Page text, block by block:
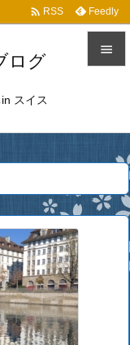



 RSS Feedly
ログ
スイス